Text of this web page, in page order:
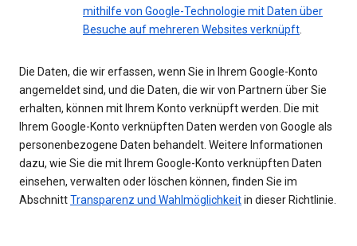
mithilfe von Google-Technologie mit Daten über
Besuche auf mehreren Websites verknüpft.
Die Daten, die wir erfassen, wenn Sie in Ihrem Google-Konto
angemeldet sind, und die Daten, die wir von Partnern über Sie
erhalten, können mit Ihrem Konto verknüpft werden. Die mit
Ihrem Google-Konto verknüpften Daten werden von Google als
personenbezogene Daten behandelt. Weitere Informationen
dazu, wie Sie die mit Ihrem Google-Konto verknüpften Daten
einsehen, verwalten oder löschen können, finden Sie im
AbschnittTransparenz und Wahlmöglichkeitin dieser Richtlinie.